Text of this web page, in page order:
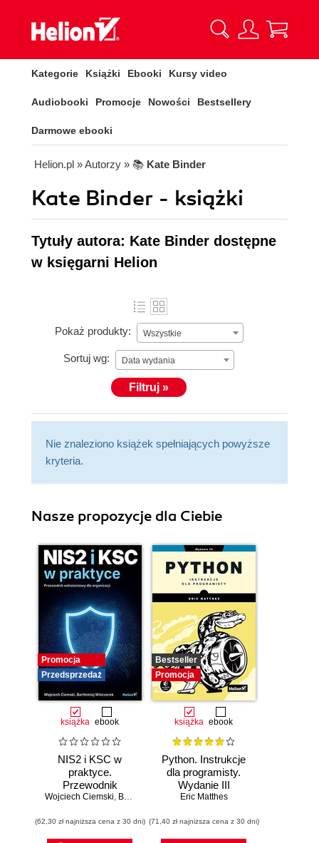
Kategorie Książki Ebooki Kursy video
Audiobooki Promocje Nowości Bestsellery
Darmowe ebooki
Helion.pl » Autorzy » 📚 Kate Binder
Kate Binder - książki
Tytuły autora: Kate Binder dostępne
w księgarni Helion
Pokaż produkty: Wszystkie
Sortuj wg: Data wydania
Filtruj »
Nie znaleziono książek spełniających powyższe
kryteria.
Nasze propozycje dla Ciebie
Promocja
Przedsprzedaż
książka ebook
NIS2 i KSC w
praktyce.
Przewodnik
wdrożeniowy dla
Wojciech Ciemski, Bartłomiej Wieczorek
(62,30 zł najniższa cena z 30 dni)
Bestseller
Promocja
książka ebook
Python. Instrukcje
dla programisty.
Wydanie III
Eric Matthes
(71,40 zł najniższa cena z 30 dni)